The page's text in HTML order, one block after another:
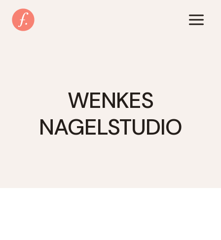
Inhalt
springen
WENKES
NAGELSTUDIO